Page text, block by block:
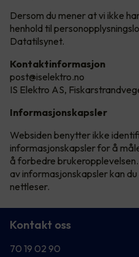
Dersom du mener at vi ikke
henhold til
Datatilsynet.
Kontaktinformasjon
post@iselektro.no
IS Elektro AS,
Informasjonskapsler
Websiden benytter ikke
informasjonskapsler for å
å forbedre
av informasjonskapsler kan du
nettleser.
Kontakt oss
70 19 02 90